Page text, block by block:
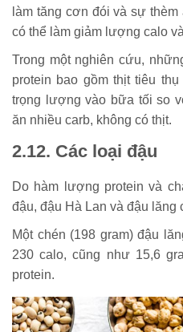
làm tăng cơn đói và sự
có thể làm giảm lượng calo
Trong một nghiên cứu,
protein bao gồm thịt tiêu
trọng lượng vào bữa tối so
ăn nhiều carb, không có thịt.
2.12. Các loại đậu
Do hàm lượng protein và
đậu, đậu Hà Lan và đậu lăng
Một chén (198 gram) đậu
230 calo, cũng như 15,6
protein.